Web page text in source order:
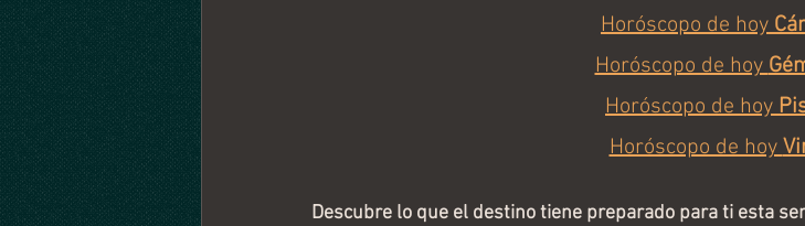
Horóscopo de hoy
Horóscopo de hoy
Horóscopo de hoy
Horóscopo de hoy
Descubre lo que el destino tiene preparado para ti esta